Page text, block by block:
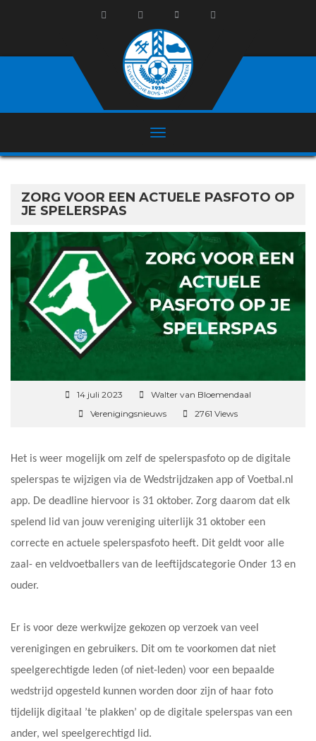
ZORG VOOR EEN ACTUELE PASFOTO OP
JE SPELERSPAS
14 juli 2023
Walter van Bloemendaal
Verenigingsnieuws
2761 Views
Het is weer mogelijk om zelf de spelerspasfoto op de digitale
spelerspas te wijzigen via de Wedstrijdzaken app of Voetbal.nl
app. De deadline hiervoor is 31 oktober. Zorg daarom dat elk
spelend lid van jouw vereniging uiterlijk 31 oktober een
correcte en actuele spelerspasfoto heeft. Dit geldt voor alle
zaal- en veldvoetballers van de leeftijdscategorie Onder 13 en
ouder.
Er is voor deze werkwijze gekozen op verzoek van veel
verenigingen en gebruikers. Dit om te voorkomen dat niet
speelgerechtigde leden (of niet-leden) voor een bepaalde
wedstrijd opgesteld kunnen worden door zijn of haar foto
tijdelijk digitaal ’te plakken’ op de digitale spelerspas van een
ander, wel speelgerechtigd lid.